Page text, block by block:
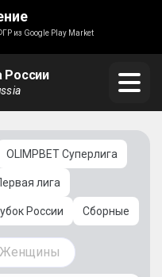
из Google Play Market
России
OLIMPBET Суперлига
лига
России Сборные
Женщины